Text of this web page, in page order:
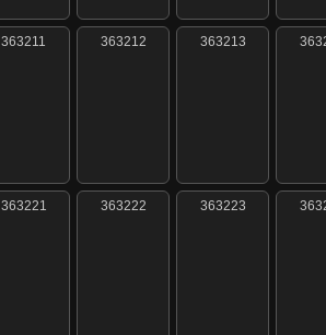
363211 363212 363213
363221 363222 363223